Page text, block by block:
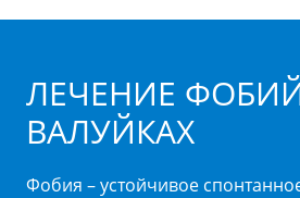
ЛЕЧЕНИЕ
ВАЛУЙКАХ
Фобия – устойчивое